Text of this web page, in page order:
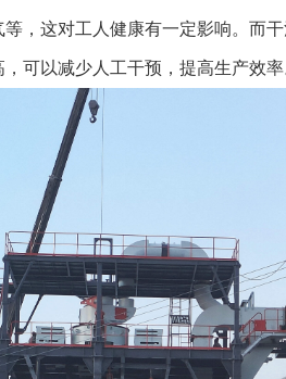
，这对工人健康有一定影响。而
可以减少人工干预，提高生产效率